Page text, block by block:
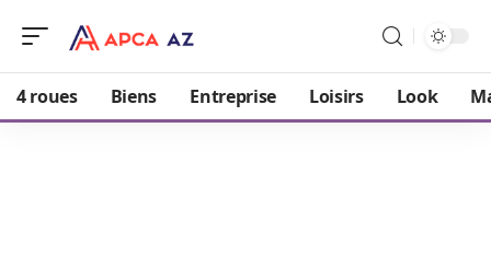
4 roues Biens Entreprise Loisirs Look